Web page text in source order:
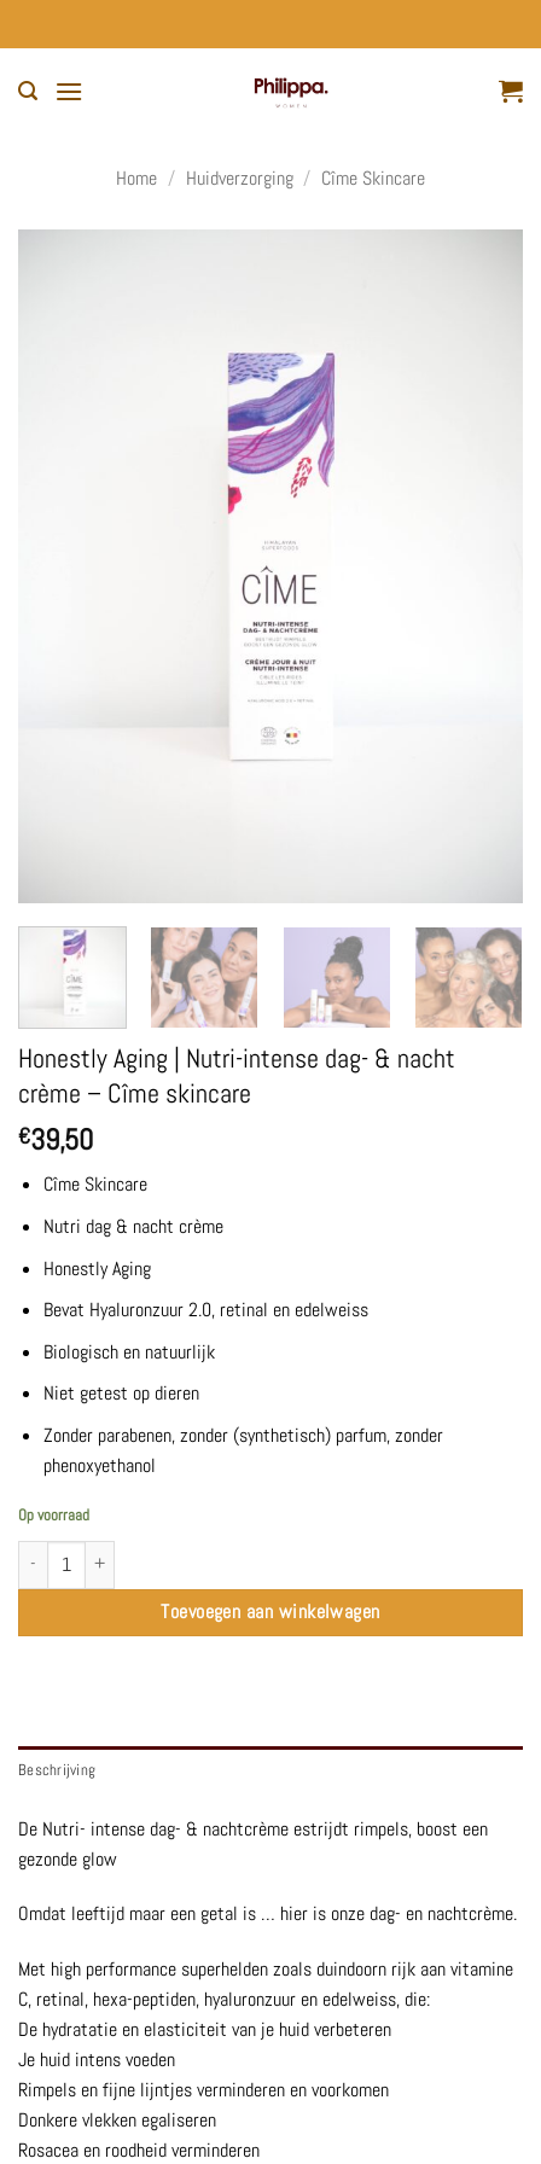
naar
Home / Huidverzorging / Cîme Skincare
Honestly Aging | Nutri-intense dag- & nacht
crème – Cîme skincare
€39,50
Cîme Skincare
Nutri dag & nacht crème
Honestly Aging
Bevat Hyaluronzuur 2.0, retinal en edelweiss
Biologisch en natuurlijk
Niet getest op dieren
Zonder parabenen, zonder (synthetisch) parfum, zonder
phenoxyethanol
Op voorraad
Honestly Aging | Nutri-intense dag- & nacht crème - Cîme skincare aantal
Toevoegen aan winkelwagen
Beschrijving
De Nutri- intense dag- & nachtcrème estrijdt rimpels, boost een
gezonde glow
Omdat leeftijd maar een getal is … hier is onze dag- en nachtcrème.
Met high performance superhelden zoals duindoorn rijk aan vitamine
C, retinal, hexa-peptiden, hyaluronzuur en edelweiss, die:
De hydratatie en elasticiteit van je huid verbeteren
Je huid intens voeden
Rimpels en fijne lijntjes verminderen en voorkomen
Donkere vlekken egaliseren
Rosacea en roodheid verminderen